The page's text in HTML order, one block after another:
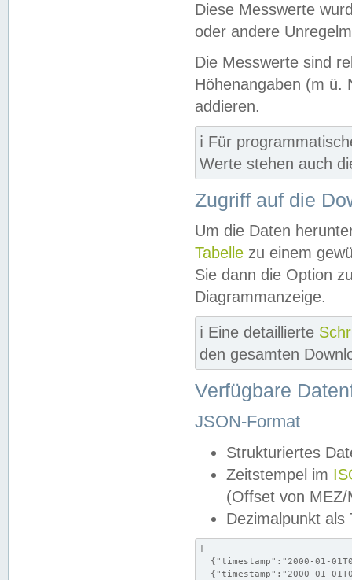
Diese Messwerte
oder andere
Die Messwerte sind
Höhenangaben (m ü.
addieren.
ℹ️ Für
Werte stehen auch
Zugriff auf die
Um die Daten
Tabelle zu einem
Sie dann die Option
Diagrammanzeige.
ℹ️ Eine detaillierte
den gesamten
Verfügbare
JSON-Format
Strukturiertes
Zeitstempel im
(Offset von MEZ/
Dezimalpunkt als
[
{"timestamp":"2000-01-
{"timestamp":"2000-01-